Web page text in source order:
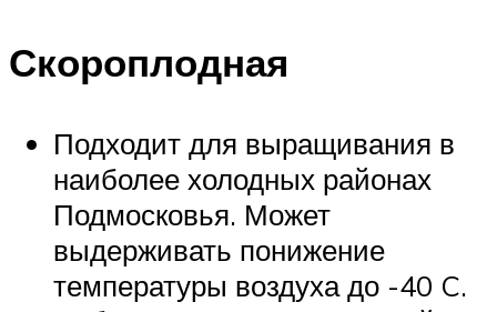
Скороплодная
Подходит для выращивания в
наиболее холодных районах
Подмосковья. Может
выдерживать понижение
температуры воздуха до -40 C.